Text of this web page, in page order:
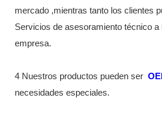
mercado ,mientras tanto los clientes
Servicios de asesoramiento técnico a
empresa.
4 Nuestros productos pueden ser
necesidades especiales.